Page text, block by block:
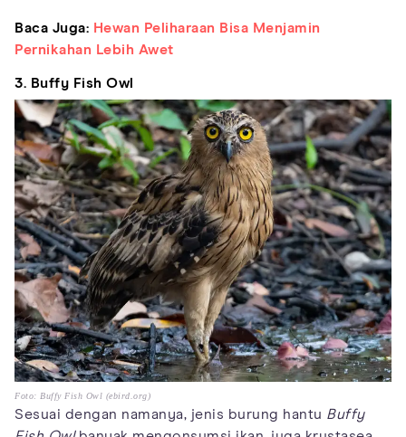
Baca Juga: Hewan Peliharaan Bisa Menjamin
Pernikahan Lebih Awet
3. Buffy Fish Owl
Foto: Buffy Fish Owl (ebird.org)
Sesuai dengan namanya, jenis burung hantu Buffy